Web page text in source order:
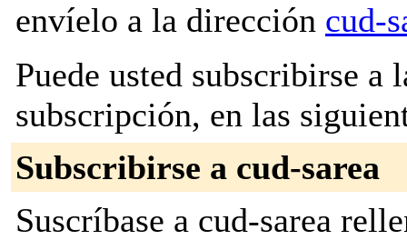
envíelo a la dirección cud-
Puede usted subscribirse a
subscripción, en las
Subscribirse a cud-sarea
Suscríbase a cud-sarea